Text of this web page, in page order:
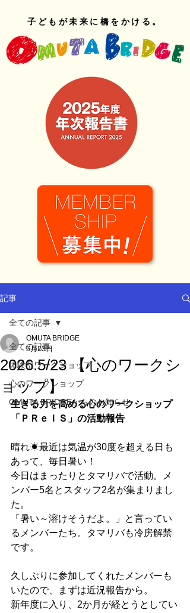
子どもが未来に橋をかける。
記事
全ての記事
体験型ワークショップ
心のワークショップ
OMUTA BRIDGEからのお知らせ
全ての記事
2026.5/23 【心のワークシ
ョップ】
OMUTA BRIDGE
5月23日
生きる力を高める心のワークショップ
「ＰＲｅＩＳ」の活動報告
晴れ☀最近は気温が30度を超える日も
あって、毎日暑い！
今日はまったりとタマリバで活動。メ
ンバー5名とスタッフ2名が集まりまし
た。
「暑い～溶けそうだよ。」と言ってい
るメンバーたち。タマリバも冷房解禁
です。
久しぶりに参加してくれたメンバーも
いたので、まずは近況報告から。
新年度に入り、2か月が経とうとしてい